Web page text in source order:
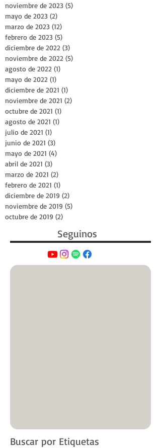
noviembre de 2023 (5)
mayo de 2023 (2)
marzo de 2023 (12)
febrero de 2023 (5)
diciembre de 2022 (3)
noviembre de 2022 (5)
agosto de 2022 (1)
mayo de 2022 (1)
diciembre de 2021 (1)
noviembre de 2021 (2)
octubre de 2021 (1)
agosto de 2021 (1)
julio de 2021 (1)
junio de 2021 (3)
mayo de 2021 (4)
abril de 2021 (3)
marzo de 2021 (2)
febrero de 2021 (1)
diciembre de 2019 (2)
noviembre de 2019 (5)
octubre de 2019 (2)
Seguinos
Buscar por Etiquetas